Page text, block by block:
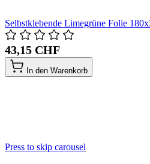
Selbstklebende Limegrüne Folie
43,15 CHF
In den Warenkorb
Press to skip carousel